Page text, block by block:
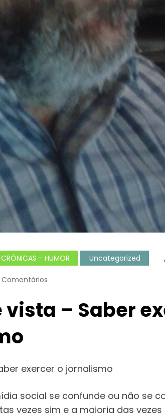
- HUMOR Uncategorized
Comentários
vista – Saber
exercer o jornalismo
social se confunde ou não se
vezes sim e a maioria das